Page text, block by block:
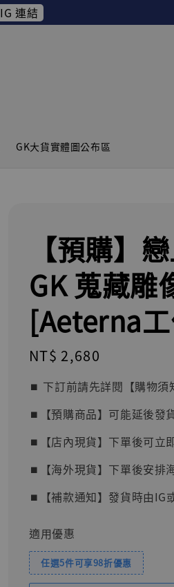
IG 連結
GK大貨實體圖公布區
【預購】
GK 蒐藏雕
[Aeterna
Regular
price
NT$ 2,680
⏹︎ 下訂前請先詳閱【購物須
⏹︎【預購商品】可能延後發
⏹︎【店內現貨】下單後可立
⏹︎【海外現貨】下單後安排
⏹︎【補款通知】發貨時由IG
適用優惠
任選5件可享98折優惠